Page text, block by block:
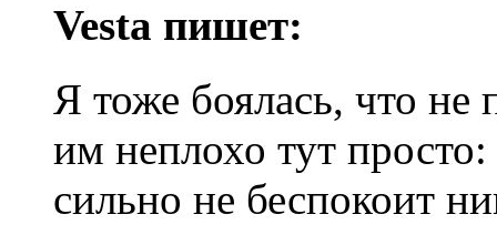
Vesta пишет:
Я тоже боялась, что
им неплохо тут
сильно не беспокоит